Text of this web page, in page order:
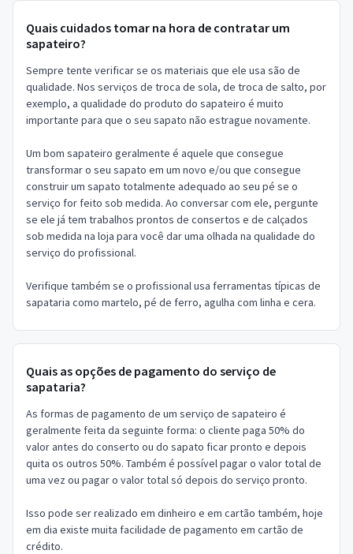
Quais cuidados tomar na hora de contratar um
sapateiro?
Sempre tente verificar se os materiais que ele usa são de
qualidade. Nos serviços de troca de sola, de troca de salto, por
exemplo, a qualidade do produto do sapateiro é muito
importante para que o seu sapato não estrague novamente.
Um bom sapateiro geralmente é aquele que consegue
transformar o seu sapato em um novo e/ou que consegue
construir um sapato totalmente adequado ao seu pé se o
serviço for feito sob medida. Ao conversar com ele, pergunte
se ele já tem trabalhos prontos de consertos e de calçados
sob medida na loja para você dar uma olhada na qualidade do
serviço do profissional.
Verifique também se o profissional usa ferramentas típicas de
sapataria como martelo, pé de ferro, agulha com linha e cera.
Quais as opções de pagamento do serviço de
sapataria?
As formas de pagamento de um serviço de sapateiro é
geralmente feita da seguinte forma: o cliente paga 50% do
valor antes do conserto ou do sapato ficar pronto e depois
quita os outros 50%. Também é possível pagar o valor total de
uma vez ou pagar o valor total só depois do serviço pronto.
Isso pode ser realizado em dinheiro e em cartão também, hoje
em dia existe muita facilidade de pagamento em cartão de
crédito.